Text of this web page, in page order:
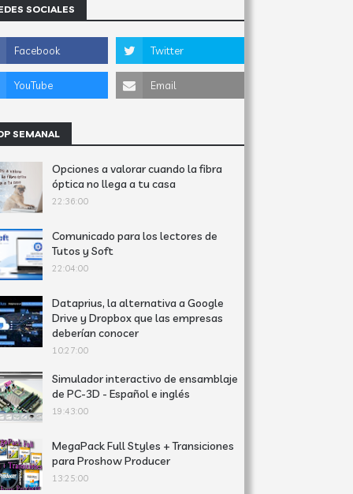
SOCIALES
SEMANAL
Opciones a valorar cuando la fibra
óptica no llega a tu casa
22:36:00
Comunicado para los lectores de
Tutos y Soft
22:04:00
Dataprius, la alternativa a Google
Drive y Dropbox que las empresas
deberían conocer
10:27:00
Simulador interactivo de ensamblaje
de PC-3D - Español e inglés
19:43:00
MegaPack Full Styles + Transiciones
para Proshow Producer
13:25:00